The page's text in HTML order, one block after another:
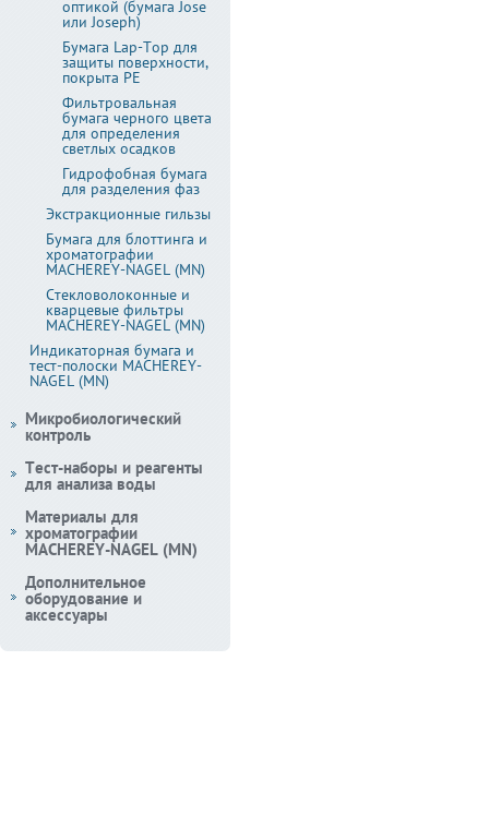
оптикой (бумага Jose
или Joseph)
Бумага Lap-Top для
защиты поверхности,
покрыта PE
Фильтровальная
бумага черного цвета
для определения
светлых осадков
Гидрофобная бумага
для разделения фаз
Экстракционные гильзы
Бумага для блоттинга и
хроматографии
MACHEREY-NAGEL (MN)
Стекловолоконные и
кварцевые фильтры
MACHEREY-NAGEL (MN)
Индикаторная бумага и
тест-полоски MACHEREY-
NAGEL (MN)
Микробиологический
контроль
Тест-наборы и реагенты
для анализа воды
Материалы для
хроматографии
MACHEREY-NAGEL (MN)
Дополнительное
оборудование и
аксессуары